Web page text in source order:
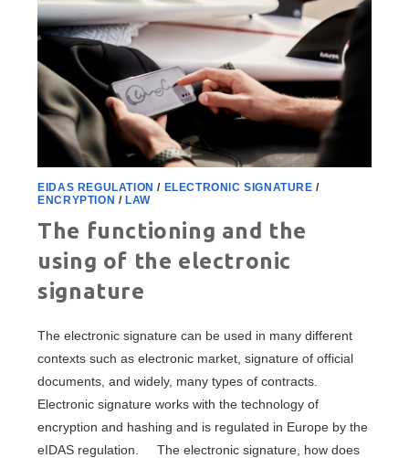
EIDAS REGULATION / ELECTRONIC SIGNATURE /
ENCRYPTION / LAW
The functioning and the
using of the electronic
signature
The electronic signature can be used in many different
contexts such as electronic market, signature of official
documents, and widely, many types of contracts.
Electronic signature works with the technology of
encryption and hashing and is regulated in Europe by the
eIDAS regulation. The electronic signature, how does